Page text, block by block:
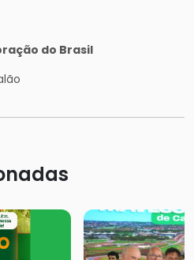
do Brasil